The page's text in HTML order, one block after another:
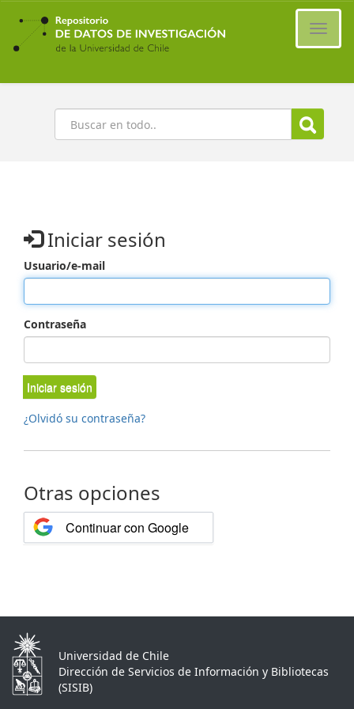
Ir
contenido
principal
Buscar
Iniciar sesión
Usuario/e-mail
Contraseña
Iniciar sesión
¿Olvidó su contraseña?
Otras opciones
Continuar con Google
Universidad de Chile
Dirección de Servicios de Información y Bibliotecas
(SISIB)